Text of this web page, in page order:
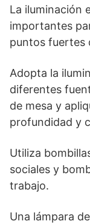
La iluminación
importantes
puntos fuertes
Adopta la
diferentes
de mesa y
profundidad y
Utiliza
sociales y
trabajo.
Una lámpara